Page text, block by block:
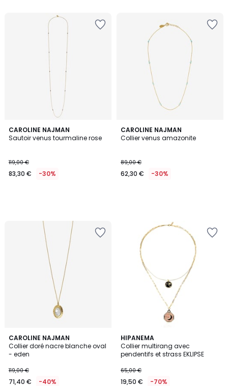
CAROLINE NAJMAN
Sautoir venus tourmaline rose
119,00 €
83,30 € -30%
CAROLINE NAJMAN
Collier venus amazonite
89,00 €
62,30 € -30%
CAROLINE NAJMAN
Collier doré nacre blanche oval
- eden
119,00 €
71,40 € -40%
HIPANEMA
Collier multirang avec
pendentifs et strass EKLIPSE
65,00 €
19,50 € -70%